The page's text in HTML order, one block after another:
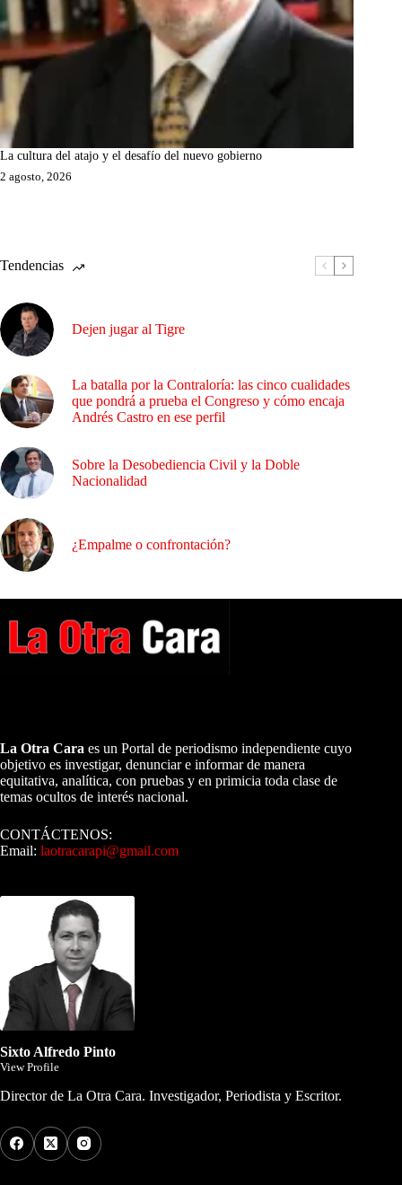
La cultura del atajo y el desafío del nuevo gobierno
2 agosto, 2026
Tendencias
Dejen jugar al Tigre
La batalla por la Contraloría: las cinco cualidades
que pondrá a prueba el Congreso y cómo encaja
Andrés Castro en ese perfil
Sobre la Desobediencia Civil y la Doble
Nacionalidad
¿Empalme o confrontación?
La Otra Cara es un Portal de periodismo independiente cuyo
objetivo es investigar, denunciar e informar de manera
equitativa, analítica, con pruebas y en primicia toda clase de
temas ocultos de interés nacional.
CONTÁCTENOS:
Email: laotracarapi@gmail.com
Sixto Alfredo Pinto
View Profile
Director de La Otra Cara. Investigador, Periodista y Escritor.